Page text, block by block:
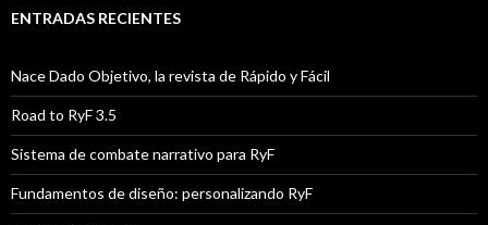
ENTRADAS RECIENTES
Nace Dado Objetivo, la revista de Rápido y Fácil
Road to RyF 3.5
Sistema de combate narrativo para RyF
Fundamentos de diseño: personalizando RyF